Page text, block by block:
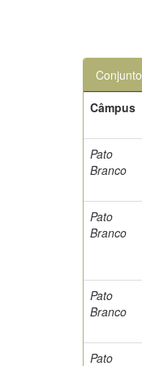
Câmpus
Pato
Branco
Pato
Branco
Pato
Branco
Pato